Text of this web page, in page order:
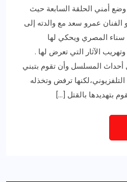
أمني الحلقة السابعة حيث
عمرو سعد مع والدته إلى
سناء المصري ويحكي لها
الآثار التي تعرض لها .
المسلسل وأن تقوم بتبني
ترفض وتخذله
بتهديدها بالقتل […]